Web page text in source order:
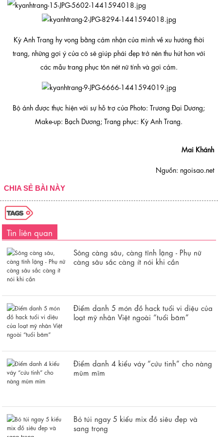
Kỳ Anh Trang hy vọng bằng cảm nhận của mình về xu hướng thời
trang, những gợi ý của cô sẽ giúp phái đẹp trở nên thu hút hơn với
các mẫu trang phục tôn nét nữ tính và gợi cảm.
Bộ ảnh được thực hiện với sự hỗ trợ của Photo: Trương Đại Dương;
Make-up: Bạch Dương; Trang phục: Kỳ Anh Trang.
Mai Khánh
Nguồn: ngoisao.net
CHIA SẺ BÀI NÀY
Tin liên quan
Sông càng sâu, càng tĩnh lặng - Phụ nữ
càng sâu sắc càng ít nói khi cần
Điểm danh 5 món đồ hack tuổi vi diệu của
loạt mỹ nhân Việt ngoài “tuổi băm”
Điểm danh 4 kiểu váy “cứu tinh” cho nàng
mũm mĩm
Bỏ túi ngay 5 kiểu mix đồ siêu đẹp và
sang trọng